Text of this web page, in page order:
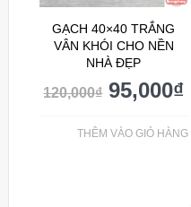
GẠCH 40×40 TRẮNG
VÂN KHÓI CHO NỀN
NHÀ ĐẸP
120,000₫ 95,000₫
THÊM VÀO GIỎ HÀNG